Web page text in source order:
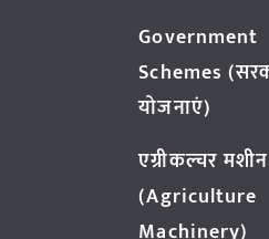
Government
Schemes
योजनाएं)
एग्रीकल्चर मशीन
(Agriculture